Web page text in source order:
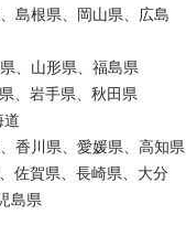
島根県、岡山県、広島
、山形県、福島県
、岩手県、秋田県
香川県、愛媛県、高知県
佐賀県、長崎県、大分
島県